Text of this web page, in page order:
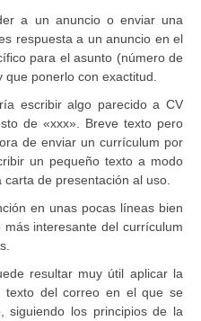
a un anuncio o enviar una
respuesta a un anuncio en el
para el asunto (número de
ponerlo con exactitud.
escribir algo parecido a CV
de «xxx». Breve texto pero
de enviar un currículum por
un pequeño texto a modo
de presentación al uso.
en unas pocas líneas bien
interesante del currículum
resultar muy útil aplicar la
texto del correo en el que se
siguiendo los principios de la